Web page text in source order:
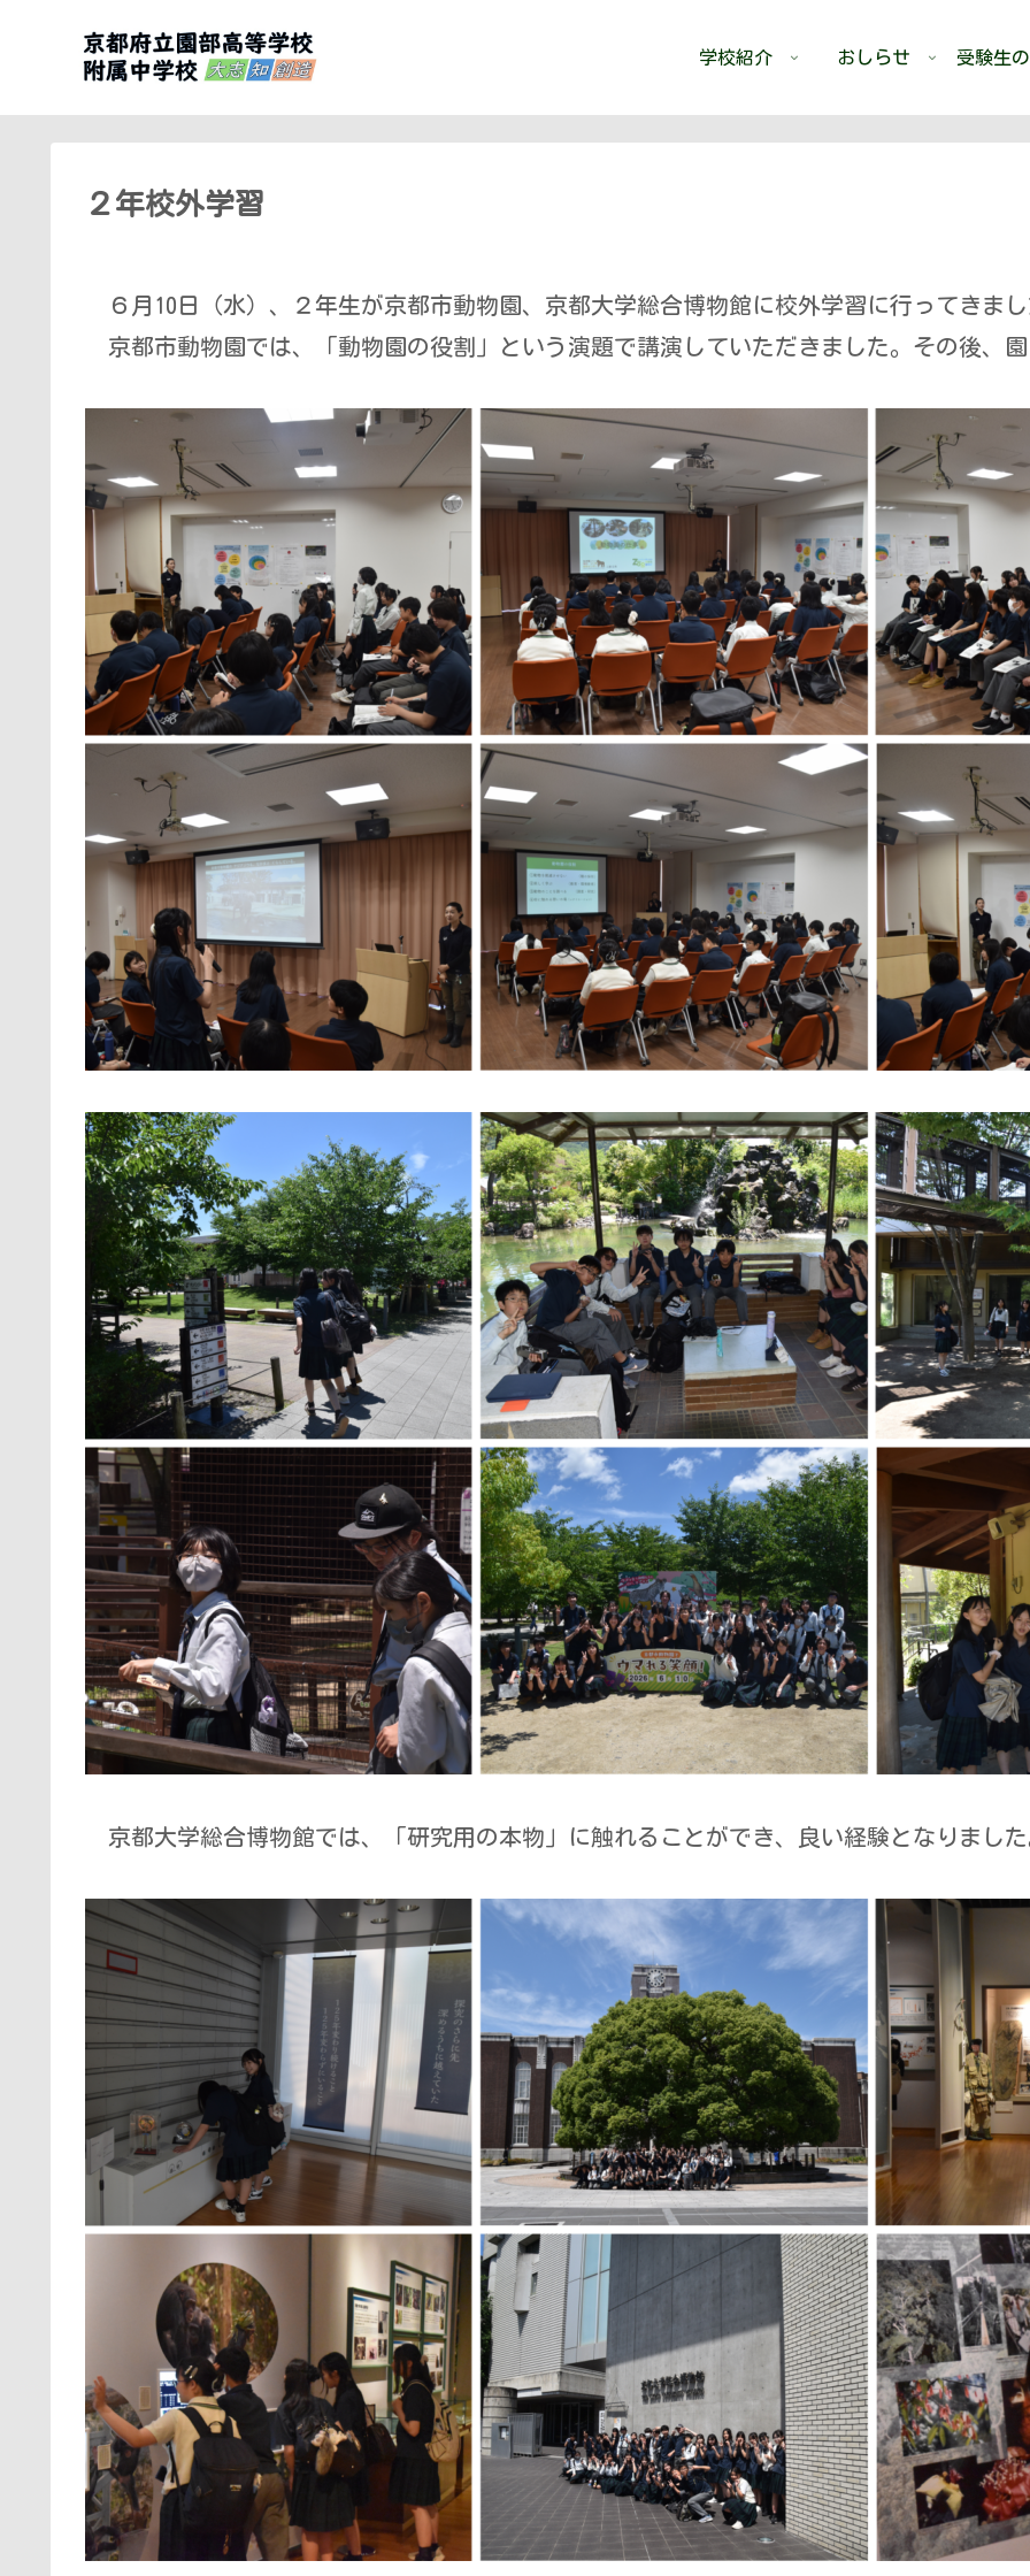
学校紹介 おしらせ 受験生
２年校外学習
６月10日（水）、２年生が京都市動物園、京都大学総合博物館に校外学習に行ってきま
京都市動物園では、「動物園の役割」という演題で講演していただきました。その後、
京都大学総合博物館では、「研究用の本物」に触れることができ、良い経験となりまし